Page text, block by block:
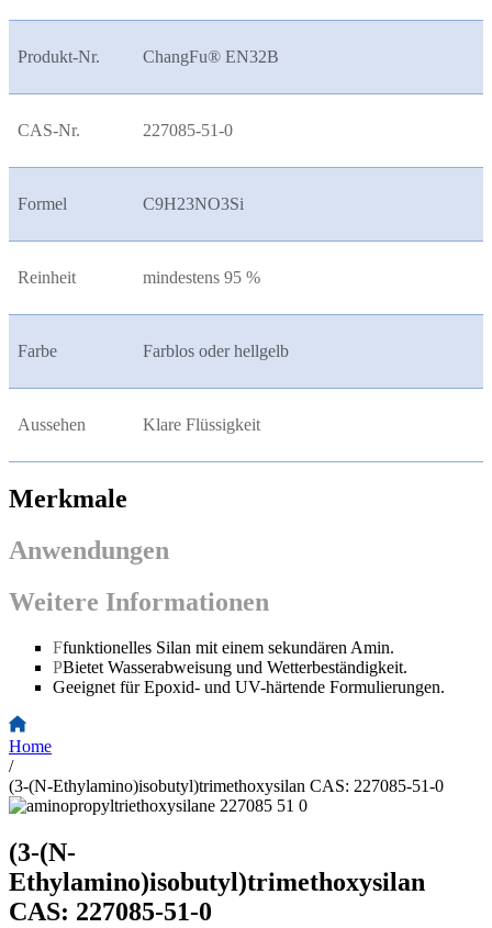
Produkt-Nr. ChangFu® EN32B
CAS-Nr. 227085-51-0
Formel C9H23NO3Si
Reinheit mindestens 95 %
Farbe Farblos oder hellgelb
Aussehen Klare Flüssigkeit
Merkmale
Anwendungen
Weitere Informationen
Ffunktionelles Silan mit einem sekundären Amin.
PBietet Wasserabweisung und Wetterbeständigkeit.
Geeignet für Epoxid- und UV-härtende Formulierungen.
Home
/
(3-(N-Ethylamino)isobutyl)trimethoxysilan CAS: 227085-51-0
(3-(N-
Ethylamino)isobutyl)trimethoxysilan
CAS: 227085-51-0